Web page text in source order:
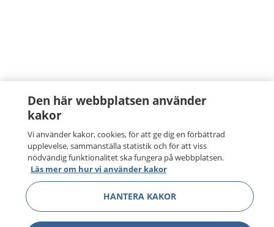
Den här webbplatsen använder
kakor
Vi använder kakor, cookies, för att ge dig en förbättrad
upplevelse, sammanställa statistik och för att viss
nödvändig funktionalitet ska fungera på webbplatsen.
Läs mer om hur vi använder kakor
HANTERA KAKOR